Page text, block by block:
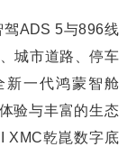
驾ADS 5与896线
城市道路、停车
新一代鸿蒙智舱
验与丰富的生态
XMC乾崑数字底